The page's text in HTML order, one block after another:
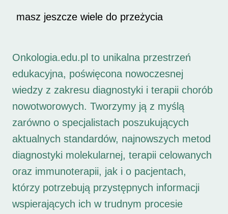
masz jeszcze wiele do przeżycia
Onkologia.edu.pl to unikalna przestrzeń
edukacyjna, poświęcona nowoczesnej
wiedzy z zakresu diagnostyki i terapii chorób
nowotworowych. Tworzymy ją z myślą
zarówno o specjalistach poszukujących
aktualnych standardów, najnowszych metod
diagnostyki molekularnej, terapii celowanych
oraz immunoterapii, jak i o pacjentach,
którzy potrzebują przystępnych informacji
wspierających ich w trudnym procesie